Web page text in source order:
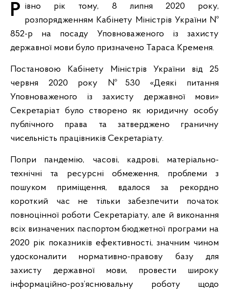
Рівно рік тому, 8 липня 2020 року, розпорядженням Кабінету Міністрів України №
852-р на посаду Уповноваженого із захисту
державної мови було призначено Тараса Кременя.
Постановою Кабінету Міністрів України від 25
червня 2020 року №530 «Деякі питання
Уповноваженого із захисту державної мови»
Секретаріат було створено як юридичну особу
публічного права та затверджено граничну
чисельність працівників Секретаріату.
Попри пандемію, часові, кадрові, матеріально-
технічні та ресурсні обмеження, проблеми з
пошуком приміщення, вдалося за рекордно
короткий час не тільки забезпечити початок
повноцінної роботи Секретаріату, але й виконання
всіх визначених паспортом бюджетної програми на
2020 рік показників ефективності, значним чином
удосконалити нормативно-правову базу для
захисту державної мови, провести широку
інформаційно-роз’яснювальну роботу щодо